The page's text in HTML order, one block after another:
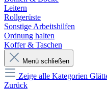
Leitern
Rollgerüste
Sonstige Arbeitshilfen
Ordnung halten
Koffer & Taschen
Menü schließen
Zeige alle Kategorien
Zurück